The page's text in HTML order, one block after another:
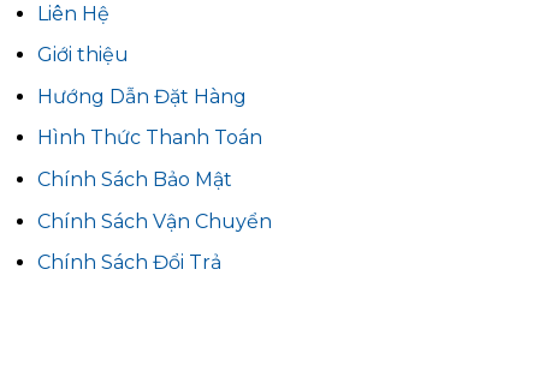
Liên Hệ
Giới thiệu
Hướng Dẫn Đặt Hàng
Hình Thức Thanh Toán
Chính Sách Bảo Mật
Chính Sách Vận Chuyển
Chính Sách Đổi Trả